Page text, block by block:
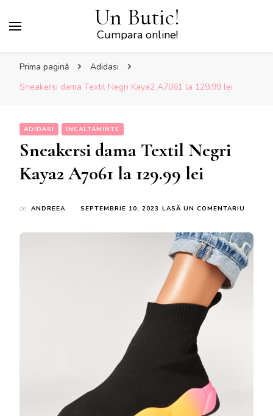
Un Butic!
Cumpara online!
Prima pagină
Adidasi
Sneakersi dama Textil Negri Kaya2 A7061 la 129.99 lei
ADIDASI INCALTAMINTE
Sneakersi dama Textil Negri
Kaya2 A7061 la 129.99 lei
de ANDREEA SEPTEMBRIE 10, 2023 LASĂ UN COMENTARIU
TEXTIL
NEGRI
KAYA2